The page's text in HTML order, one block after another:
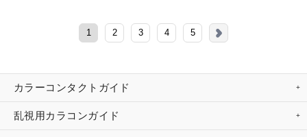
1 2 3 4 5
カラーコンタクトガイド
乱視用カラコンガイド